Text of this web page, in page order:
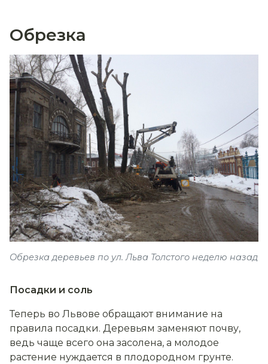
Обрезка
Обрезка деревьев по ул. Льва Толстого неделю назад
Посадки и соль
Теперь во Львове обращают внимание на
правила посадки. Деревьям заменяют почву,
ведь чаще всего она засолена, а молодое
растение нуждается в плодородном грунте.